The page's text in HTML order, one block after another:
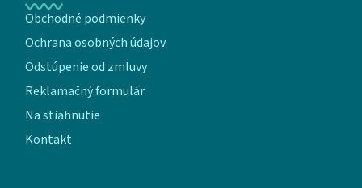
Obchodné podmienky
Ochrana osobných údajov
Odstúpenie od zmluvy
Reklamačný formulár
Na stiahnutie
Kontakt